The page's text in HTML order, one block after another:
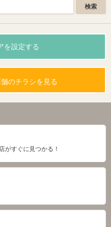
を設定する
のチラシを見る
がすぐに見つかる！